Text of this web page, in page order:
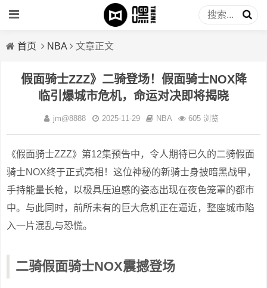
首页 NBA 文章正文
假面骑士ZZZ》二骑登场！假面骑士NOX降
临引爆城市危机，命运对决即将揭晓
jm@8888 2025-11-29 NBA 605 浏览
《假面骑士ZZZ》第12集预告中，令人期待已久的二骑假面
骑士NOX终于正式亮相！这位神秘的新骑士身披暗黑战甲，
手持能量长枪，以极具压迫感的姿态出现在夜色笼罩的都市
中。与此同时，前所未有的巨大危机正在逼近，整座城市陷
入一片混乱与恐慌。
二骑假面骑士NOX震撼登场